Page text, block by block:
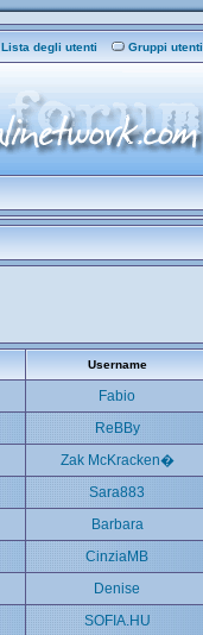
Lista degli utenti Gruppi utenti
Username
Fabio
ReBBy
Zak McKracken�
Sara883
Barbara
CinziaMB
Denise
SOFIA.HU